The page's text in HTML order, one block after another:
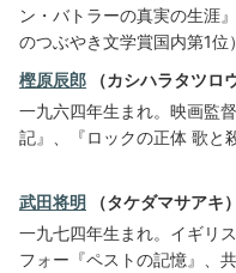
ン・バトラーの真実の生涯
のつぶやき文学賞国内第1位
樫原辰郎 （カシハラタツロ
一九六四年生まれ。映画監
記』、『ロックの正体 歌と
武田将明 （タケダマサアキ）
一九七四年生まれ。イギリ
フォー『ペストの記憶』、